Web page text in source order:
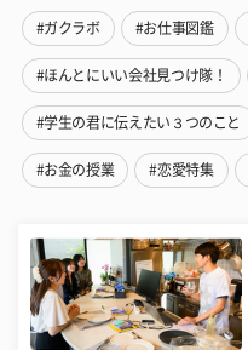
#ガクラボ #お仕事図鑑
#ほんとにいい会社見つけ隊！
#学生の君に伝えたい３つのこと
#お金の授業 #恋愛特集